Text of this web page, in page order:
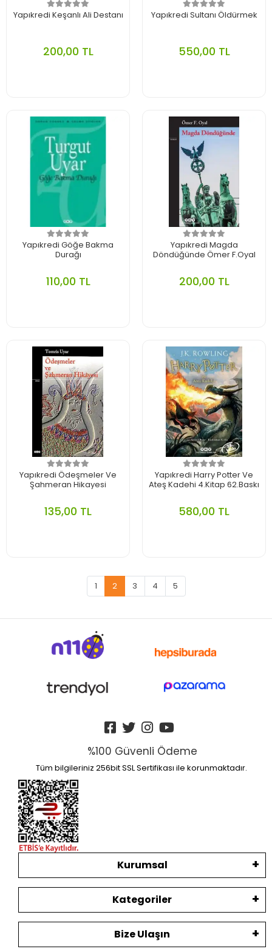
Yapıkredi Keşanlı Ali Destanı
200,00 TL
Yapıkredi Sultanı Öldürmek
550,00 TL
Yapıkredi Göğe Bakma
Durağı
110,00 TL
Yapıkredi Magda
Döndüğünde Ömer F.Oyal
200,00 TL
Yapıkredi Ödeşmeler Ve
Şahmeran Hikayesi
135,00 TL
Yapıkredi Harry Potter Ve
Ateş Kadehi 4.Kitap 62.Baskı
580,00 TL
1 2 3 4 5
%100 Güvenli Ödeme
Tüm bilgileriniz 256bit SSL Sertifikası ile korunmaktadır.
Kurumsal
Kategoriler
Bize Ulaşın